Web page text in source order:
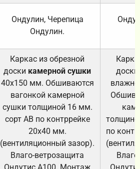
Ондулин, Черепица
Ондулин.
Каркас из обрезной
доски камерной сушки
40х150 мм. Обшиваются
вагонкой камерной
сушки толщиной 16 мм.
сорт АВ по контррейке
20х40 мм.
(вентиляционный зазор).
Влаго-ветрозащита
Ондутис А100. Монтаж
доски
по